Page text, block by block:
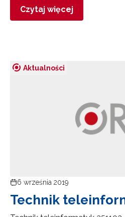
Czytaj więcej
Aktualności
6 września 2019
Technik
Zapisz się i bądź na
o szkoleniach i programach.
Wyrażam zgodę na